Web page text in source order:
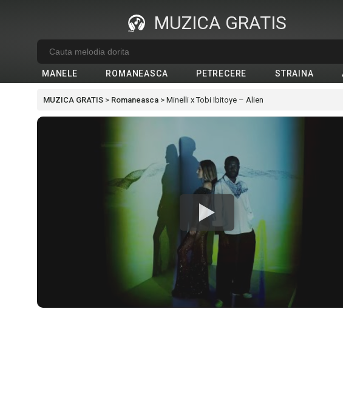
MUZICA GRATIS
MANELE ROMANEASCA PETRECERE STRAINA
MUZICA GRATIS > Romaneasca > Minelli x Tobi Ibitoye – Alien